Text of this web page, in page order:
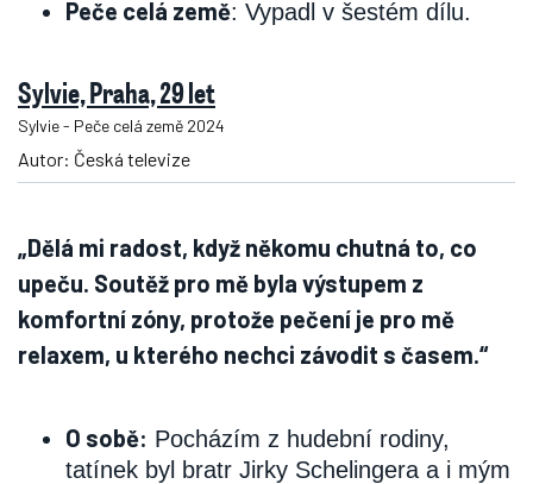
Peče celá země: Vypadl v šestém dílu.
Sylvie, Praha, 29 let
Sylvie - Peče celá země 2024
Autor: Česká televize
„Dělá mi radost, když někomu chutná to, co
upeču. Soutěž pro mě byla výstupem z
komfortní zóny, protože pečení je pro mě
relaxem, u kterého nechci závodit s časem.“
O sobě: Pocházím z hudební rodiny,
tatínek byl bratr Jirky Schelingera a i mým